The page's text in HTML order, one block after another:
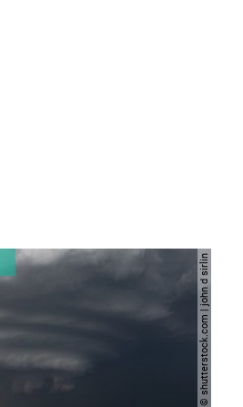
© shutterstock.com | john d sirlin